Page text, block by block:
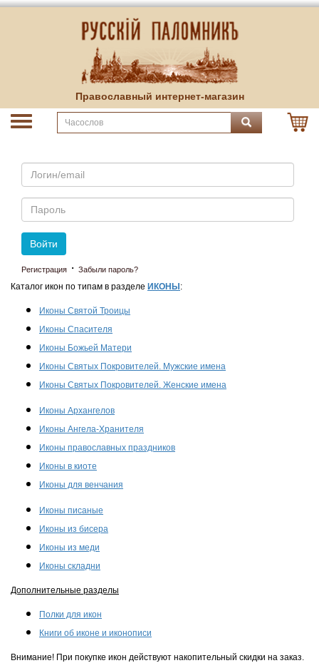
Православный интернет-магазин
Email
Пароль
Войти
Регистрация · Забыли пароль?
Каталог икон по типам в разделе ИКОНЫ :
Иконы Святой Троицы
Иконы Спасителя
Иконы Божьей Матери
Иконы Святых Покровителей. Мужские имена
Иконы Святых Покровителей. Женские имена
Иконы Архангелов
Иконы Ангела-Хранителя
Иконы православных праздников
Иконы в киоте
Иконы для венчания
Иконы писаные
Иконы из бисера
Иконы из меди
Иконы складни
Дополнительные разделы
Полки для икон
Книги об иконе и иконописи
Внимание! При покупке икон действуют накопительный скидки на заказ.